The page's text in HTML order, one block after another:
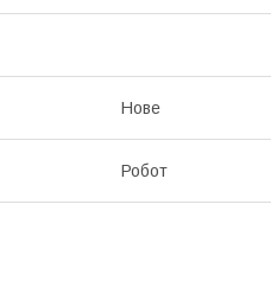
Нове
Робот